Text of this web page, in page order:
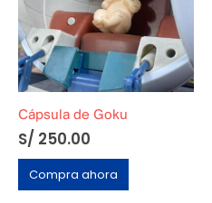
Cápsula de Goku
S/ 250.00
Compra ahora